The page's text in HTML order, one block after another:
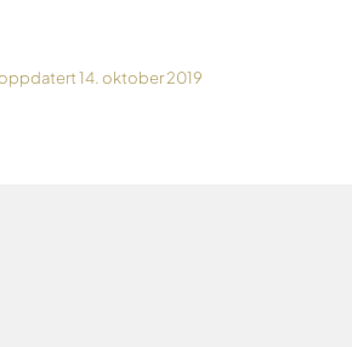
14. oktober 2019